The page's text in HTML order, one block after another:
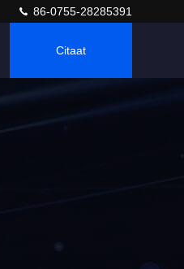
86-0755-28285391
Citaat